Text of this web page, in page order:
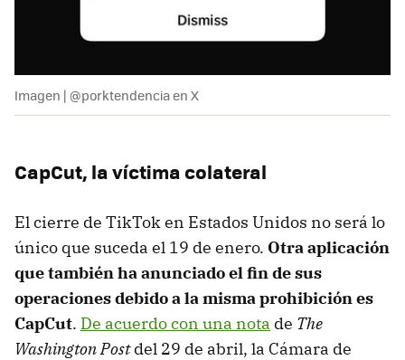
Imagen | @porktendencia en X
CapCut, la víctima colateral
El cierre de TikTok en Estados Unidos no será lo
único que suceda el 19 de enero. Otra aplicación
que también ha anunciado el fin de sus
operaciones debido a la misma prohibición es
CapCut. De acuerdo con una nota de The
Washington Postdel 29 de abril, la Cámara de